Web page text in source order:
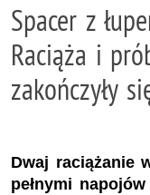
Spacer z
Raciąża i
zakończyły
Dwaj raciążanie
pełnymi